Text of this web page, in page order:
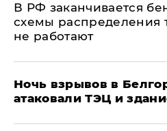
​В РФ заканчивается
схемы распределения
не работают
​Ночь взрывов в
атаковали ТЭЦ и